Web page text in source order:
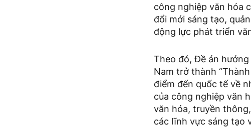
công nghiệp văn hóa
đổi mới sáng tạo,
động lực phát triển
Theo đó, Đề án
Nam trở thành
điểm đến quốc tế về
của công nghiệp văn
văn hóa, truyền
các lĩnh vực sáng tạo